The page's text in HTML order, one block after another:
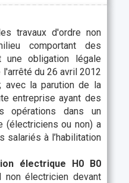
travaux d'ordre non
comportant des
une obligation légale
du 26 avril 2012
avec la parution de la
entreprise ayant des
opérations dans un
(électriciens ou non) a
salariés à l’habilitation
électrique H0 B0
non électricien devant